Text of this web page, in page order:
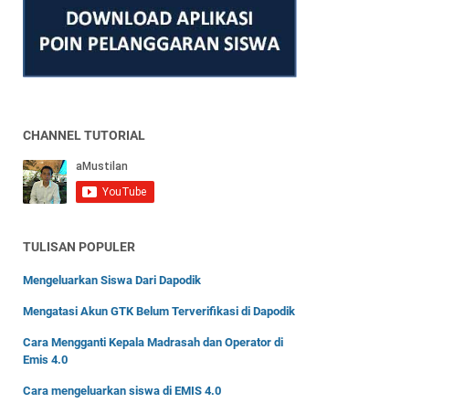
CHANNEL TUTORIAL
TULISAN POPULER
Mengeluarkan Siswa Dari Dapodik
Mengatasi Akun GTK Belum Terverifikasi di Dapodik
Cara Mengganti Kepala Madrasah dan Operator di
Emis 4.0
Cara mengeluarkan siswa di EMIS 4.0